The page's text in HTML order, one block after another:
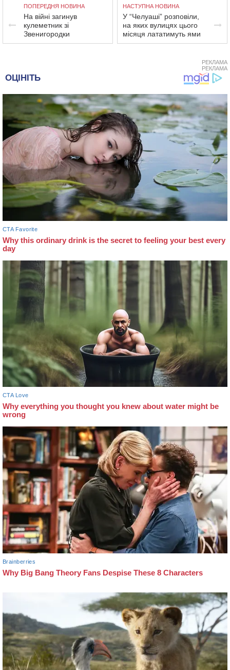
ПОПЕРЕДНЯ НОВИНА
На війні загинув
кулеметник зі
Звенигородки
НАСТУПНА НОВИНА
У “Челуаші” розповіли,
на яких вулицях цього
місяця лататимуть ями
РЕКЛАМА
РЕКЛАМА